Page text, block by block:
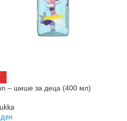
– шише за деца (400 мл)
ден